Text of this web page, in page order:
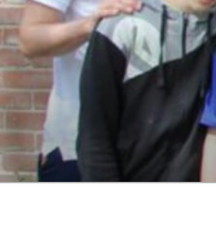
Zum
Inhalt
springen